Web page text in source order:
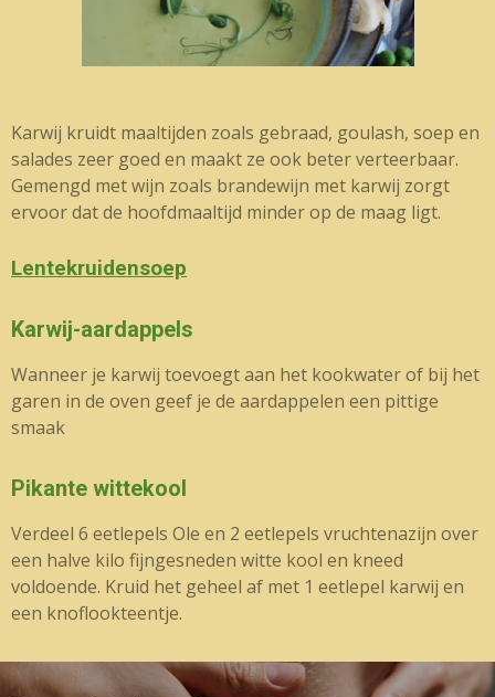
Karwij kruidt maaltijden zoals gebraad, goulash, soep en
salades zeer goed en maakt ze ook beter verteerbaar.
Gemengd met wijn zoals brandewijn met karwij zorgt
ervoor dat de hoofdmaaltijd minder op de maag ligt.
Lentekruidensoep
Karwij-aardappels
Wanneer je karwij toevoegt aan het kookwater of bij het
garen in de oven geef je de aardappelen een pittige
smaak
Pikante wittekool
Verdeel 6 eetlepels Ole en 2 eetlepels vruchtenazijn over
een halve kilo fijngesneden witte kool en kneed
voldoende. Kruid het geheel af met 1 eetlepel karwij en
een knoflookteentje.